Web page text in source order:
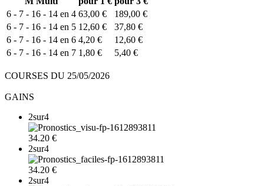
6 - 7 - 16 - 14 en 4 63,00 €
189,00 €
6 - 7 - 16 - 14 en 5 12,60 €
37,80 €
6 - 7 - 16 - 14 en 6 4,20 €
12,60 €
6 - 7 - 16 - 14 en 7 1,80 € 5,40 €
COURSES DU 25/05/2026
GAINS
2sur4
34.20 €
2sur4
34.20 €
2sur4